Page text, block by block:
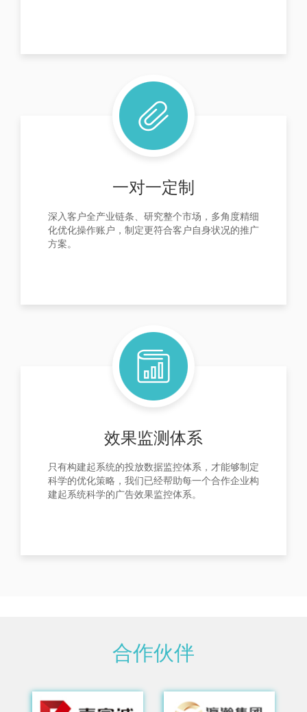
一对一定制
深入客户全产业链条、研究整个市场，多角度精细
化优化操作账户，制定更符合客户自身状况的推广
方案。
效果监测体系
只有构建起系统的投放数据监控体系，才能够制定
科学的优化策略，我们已经帮助每一个合作企业构
建起系统科学的广告效果监控体系。
合作伙伴